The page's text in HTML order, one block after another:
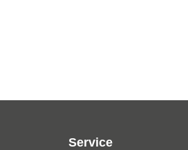
Service